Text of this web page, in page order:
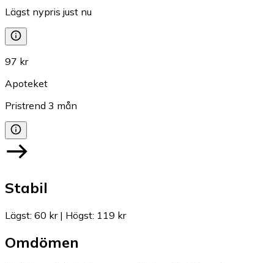
Lägst nypris just nu
97 kr
Apoteket
Pristrend 3 mån
Stabil
Lägst: 60 kr| Högst: 119 kr
Omdömen